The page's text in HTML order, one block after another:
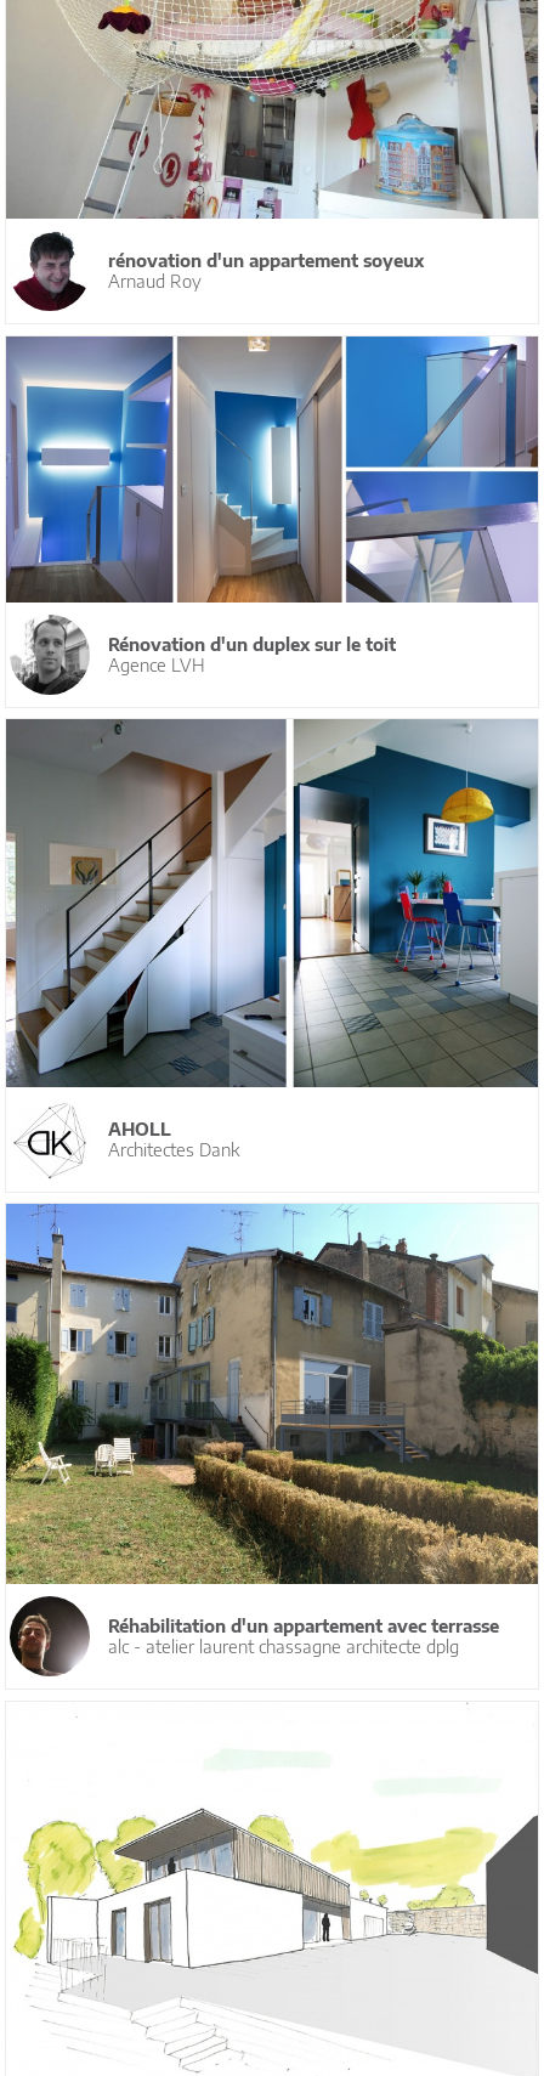
rénovation d'un appartement soyeux
Arnaud Roy
Rénovation d'un duplex sur le toit
Agence LVH
AHOLL
Architectes Dank
Réhabilitation d'un appartement avec terrasse
alc - atelier laurent chassagne architecte dplg